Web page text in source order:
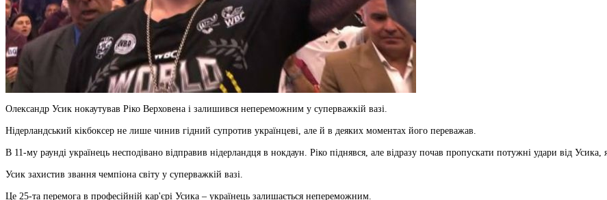
Олександр Усик нокаутував Ріко Верховена і залишився непереможним у суперважкій вазі.
Нідерландський кікбоксер не лише чинив гідний супротив українцеві, але й в деяких моментах його переважав.
В 11-му раунді українець несподівано відправив нідерландця в нокдаун. Ріко піднявся, але відразу почав пропускати потужні удари від Усика,
Усик захистив звання чемпіона світу у суперважкій вазі.
Це 25-та перемога в професійній кар'єрі Усика – українець залишається непереможним.